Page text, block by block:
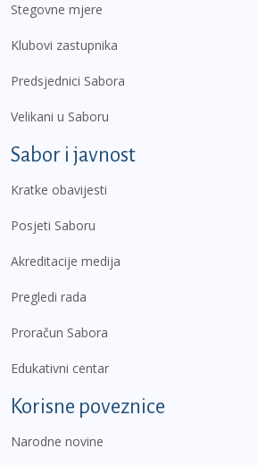
Stegovne mjere
Klubovi zastupnika
Predsjednici Sabora
Velikani u Saboru
Sabor i javnost
Kratke obavijesti
Posjeti Saboru
Akreditacije medija
Pregledi rada
Proračun Sabora
Edukativni centar
Korisne poveznice
Narodne novine